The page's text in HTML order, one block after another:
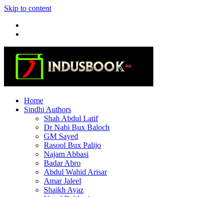
Skip to content
Home
Sindhi Authors
Shah Abdul Latif
Dr Nabi Bux Baloch
GM Sayed
Rasool Bux Palijo
Najam Abbasi
Badar Abro
Abdul Wahid Arisar
Amar Jaleel
Shaikh Ayaz